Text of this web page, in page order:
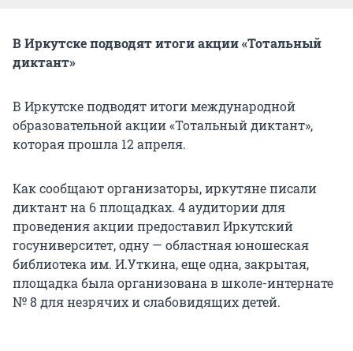
В Иркутске подводят итоги акции «Тотальный
диктант»
В Иркутске подводят итоги международной
образовательной акции «Тотальный диктант»,
которая прошла 12 апреля.
Как сообщают организаторы, иркутяне писали
диктант на 6 площадках. 4 аудитории для
проведения акции предоставил Иркутский
госуниверситет, одну — областная юношеская
библиотека им. И.Уткина, еще одна, закрытая,
площадка была организована в школе-интернате
№ 8 для незрячих и слабовидящих детей.